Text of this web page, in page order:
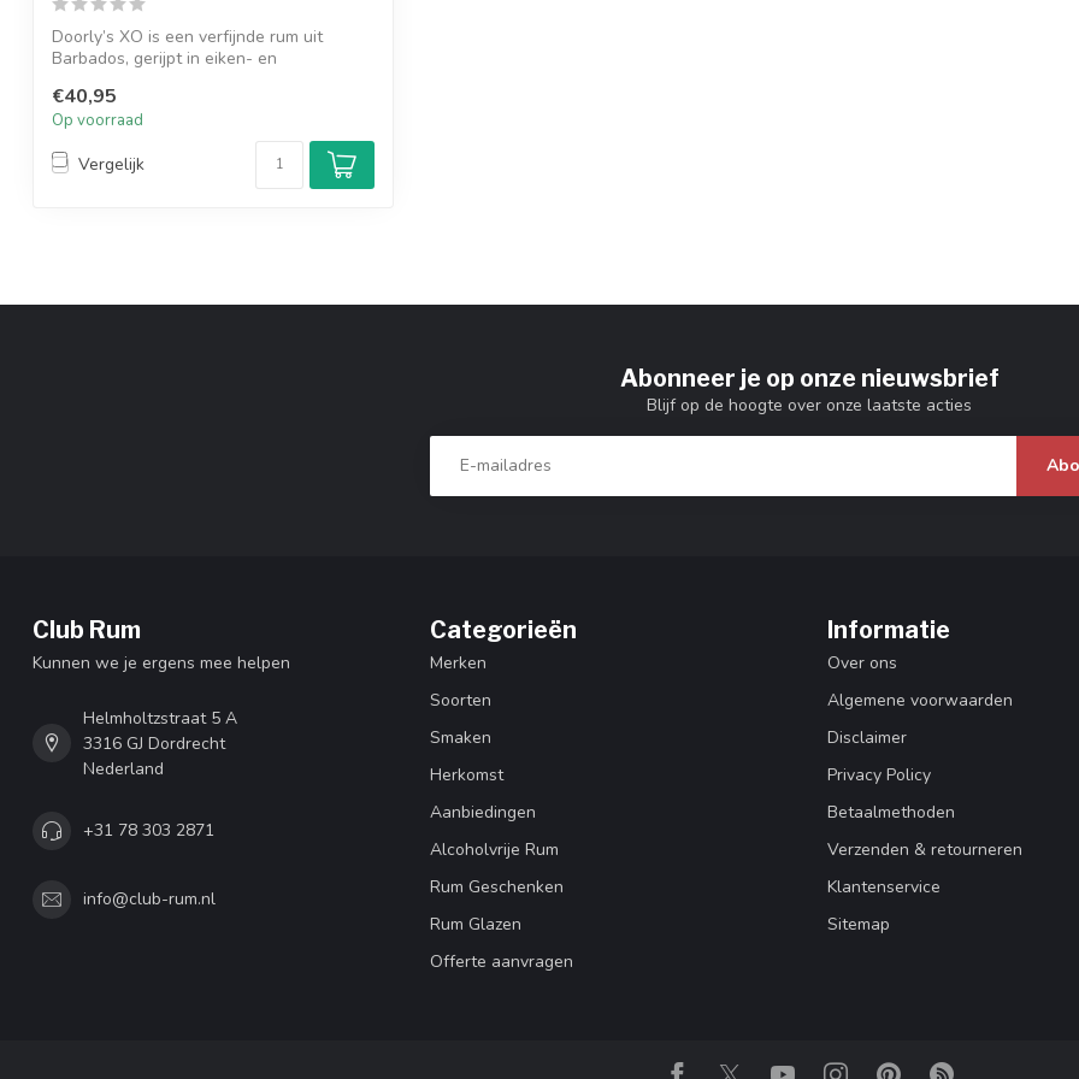
Doorly’s XO is een verfijnde rum uit
Barbados, gerijpt in eiken- en
€40,95
Op voorraad
Vergelijk
Abonneer je op onze nieuwsbrief
Blijf op de hoogte over onze laatste acties
Club Rum
Kunnen we je ergens mee helpen
Helmholtzstraat 5 A
3316 GJ Dordrecht
Nederland
+31 78 303 2871
info@club-rum.nl
Categorieën
Merken
Soorten
Smaken
Herkomst
Aanbiedingen
Alcoholvrije Rum
Rum Geschenken
Rum Glazen
Offerte aanvragen
Informatie
Over ons
Algemene voorwaarden
Disclaimer
Privacy Policy
Betaalmethoden
Verzenden & retourneren
Klantenservice
Sitemap